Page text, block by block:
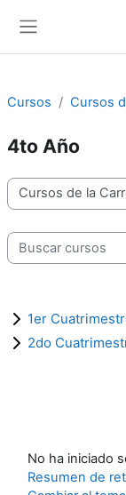
Cursos Cursos
4to Año
Categorías del
Buscar cursos
1er
2do
No ha iniciado
Resumen de